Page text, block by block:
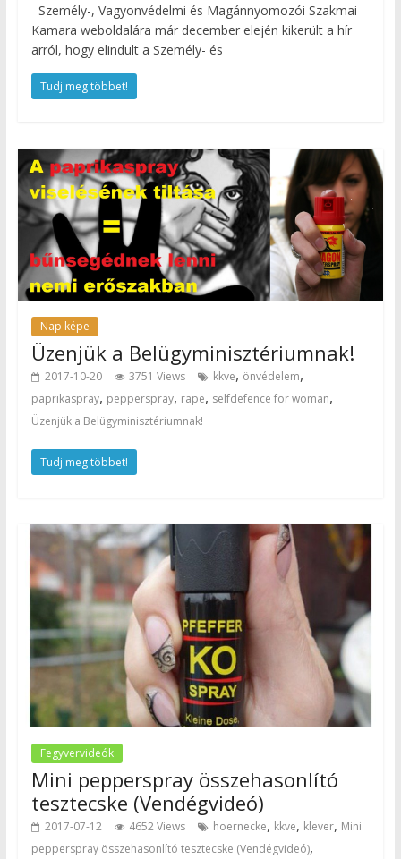
Személy-, Vagyonvédelmi és Magánnyomozói Szakmai
Kamara weboldalára már december elején kikerült a hír
arról, hogy elindult a Személy- és
Tudj meg többet!
Nap képe
Üzenjük a Belügyminisztériumnak!
2017-10-20 3751 Views kkve, önvédelem,
paprikaspray, pepperspray, rape, selfdefence for woman,
Üzenjük a Belügyminisztériumnak!
Tudj meg többet!
Fegyvervideók
Mini pepperspray összehasonlító
tesztecske (Vendégvideó)
2017-07-12 4652 Views hoernecke, kkve, klever, Mini
pepperspray összehasonlító tesztecske (Vendégvideó),